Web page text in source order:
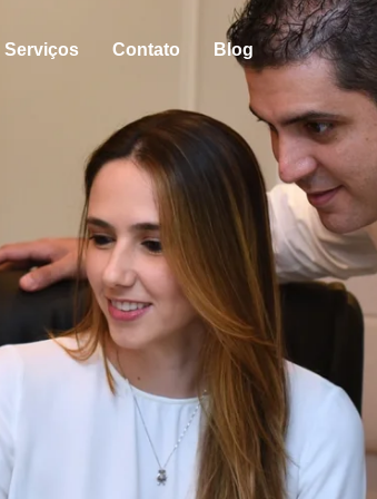
Serviços Contato Blog